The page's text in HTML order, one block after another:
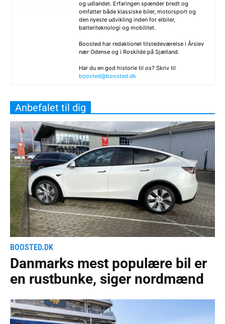
og udlandet. Erfaringen spænder bredt og
omfatter både klassiske biler, motorsport og
den nyeste udvikling inden for elbiler,
batteriteknologi og mobilitet.
Boosted har redaktionel tilstedeværelse i Årslev
nær Odense og i Roskilde på Sjælland.
Har du en god historie til os? Skriv til
boosted@boosted.dk